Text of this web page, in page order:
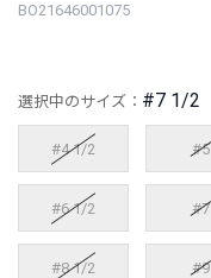
BO21646001075
選択中のサイズ： #7 1/2
#4 1/2 #5
#6 1/2 #7
#8 1/2 #9